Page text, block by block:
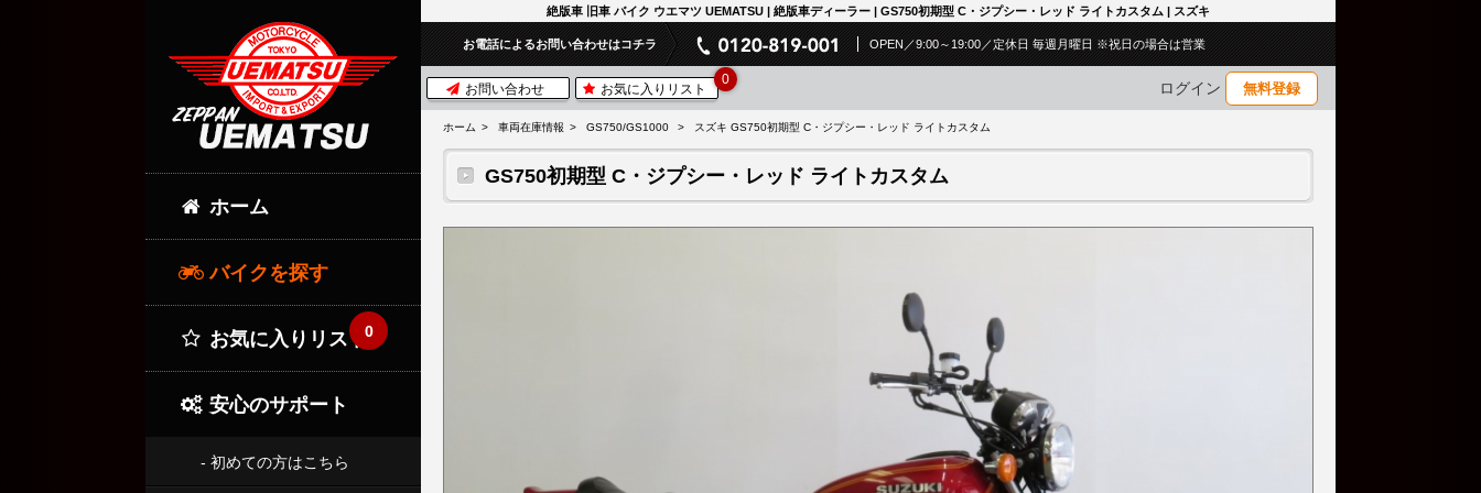
絶版車 旧車 バイク ウエマツ UEMATSU | 絶版車ディーラー | GS750初期型 C・ジプシー・レッド ライトカスタム | スズキ
お電話によるお問い合わせはコチラ OPEN／9:00～19:00／定休日 毎週月曜日 ※祝日の場合は営業
お問い合わせ お気に入りリスト
0 ログイン 無料登録
ホーム 車両在庫情報 GS750/GS1000 スズキ GS750初期型 C・ジプシー・レッド ライトカスタム
GS750初期型 C・ジプシー・レッド ライトカスタム
ホーム
バイクを探す
お気に入りリスト0
安心のサポート
- 初めての方はこちら